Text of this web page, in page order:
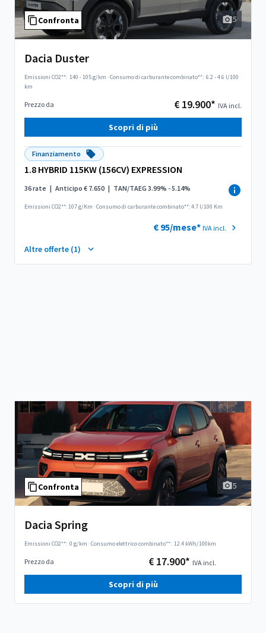
Confronta 5
Dacia Duster
Emissioni CO2**: 140 - 105 g/km ·Consumo di carburante combinato**: 6.2 - 4.6 l/100
km
Prezzo da € 19.900* IVA incl.
Scopri di più
Finanziamento
1.8 HYBRID 115KW (156CV) EXPRESSION
36 rate | Anticipo € 7.650 | TAN/TAEG 3.99% - 5.14%
Emissioni CO2**: 107 g/Km ·Consumo di carburante combinato**: 4.7 l/100 Km
€ 95/mese* IVA incl.
Altre offerte (1)
Confronta 5
Dacia Spring
Emissioni CO2**: 0 g/km ·Consumo elettrico combinato**: 12.4 kWh/100km
Prezzo da € 17.900* IVA incl.
Scopri di più